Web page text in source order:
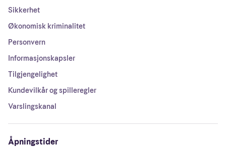
Sikkerhet
Økonomisk kriminalitet
Personvern
Informasjonskapsler
Tilgjengelighet
Kundevilkår og spilleregler
Varslingskanal
Åpningstider